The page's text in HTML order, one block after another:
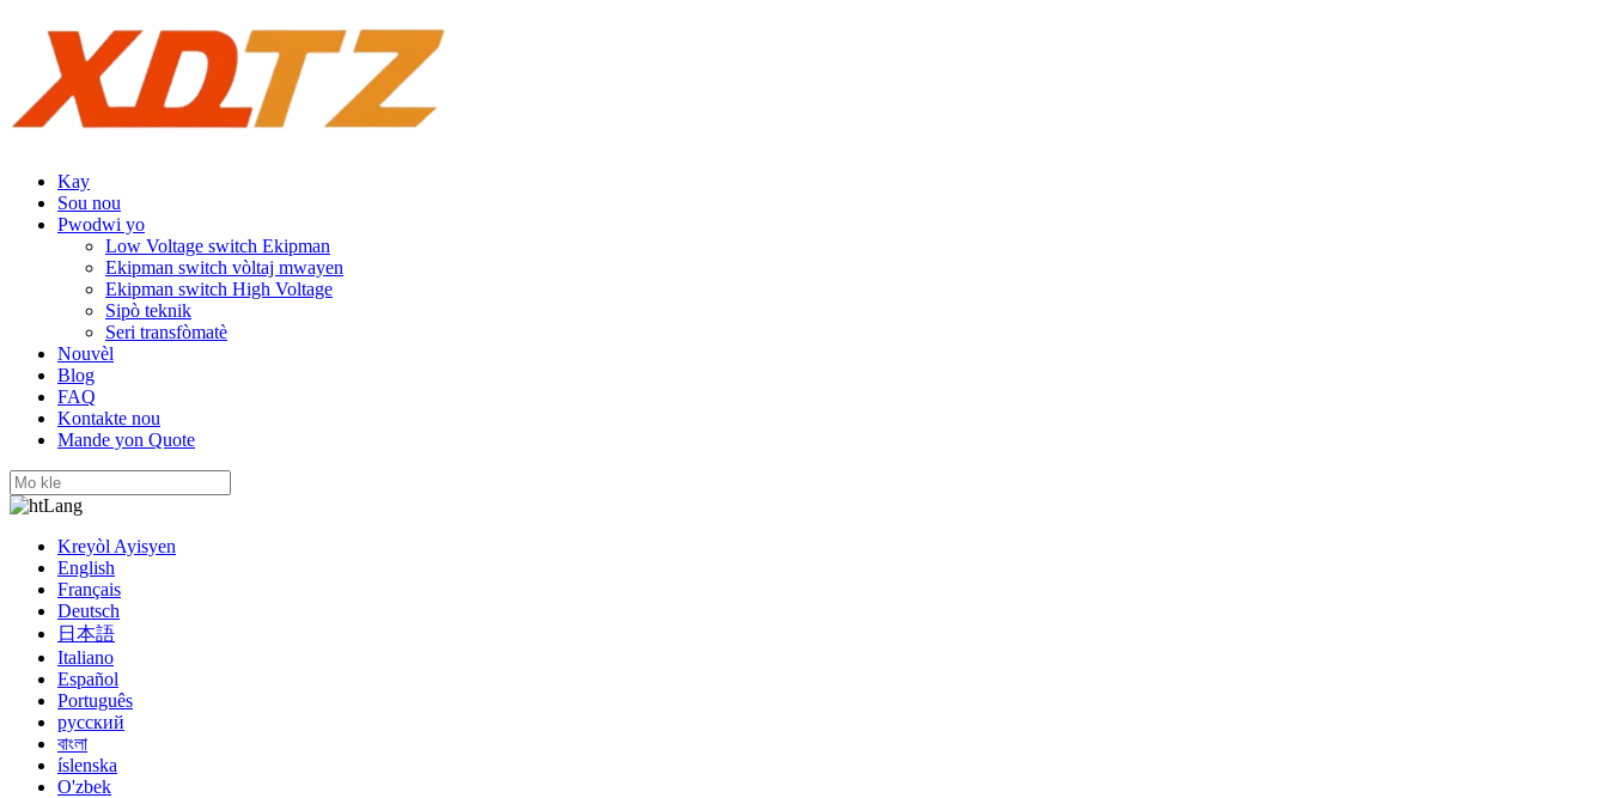
Kay
Sou nou
Pwodwi yo
Low Voltage switch Ekipman
Ekipman switch vòltaj mwayen
Ekipman switch High Voltage
Sipò teknik
Seri transfòmatè
Nouvèl
Blog
FAQ
Kontakte nou
Mande yon Quote
Lang
Kreyòl Ayisyen
English
Français
Deutsch
日本語
Italiano
Español
Português
русский
বাংলা
íslenska
O'zbek